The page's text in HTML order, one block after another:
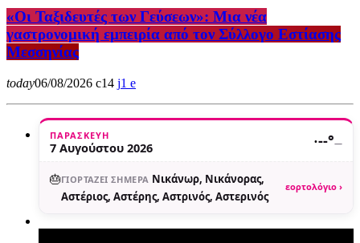
«Οι Ταξιδευτές των Γεύσεων»: Μια νέα
γαστρονομική εμπειρία από τον Σύλλογο Εστίασης
Μεσσηνίας
today06/08/2026 14 1
ΠΑΡΑΣΚΕΥΉ
7 Αυγούστου 2026 ·--°—
🎂ΓΙΟΡΤΆΖΕΙ ΣΉΜΕΡΑ Νικάνωρ, Νικάνορας,
Αστέριος, Αστέρης, Αστρινός, Αστερινός
εορτολόγιο ›